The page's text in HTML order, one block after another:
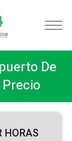
De
HORAS